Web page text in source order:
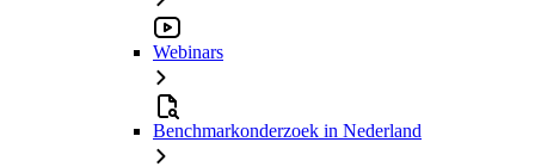
Webinars
Benchmarkonderzoek in Nederland